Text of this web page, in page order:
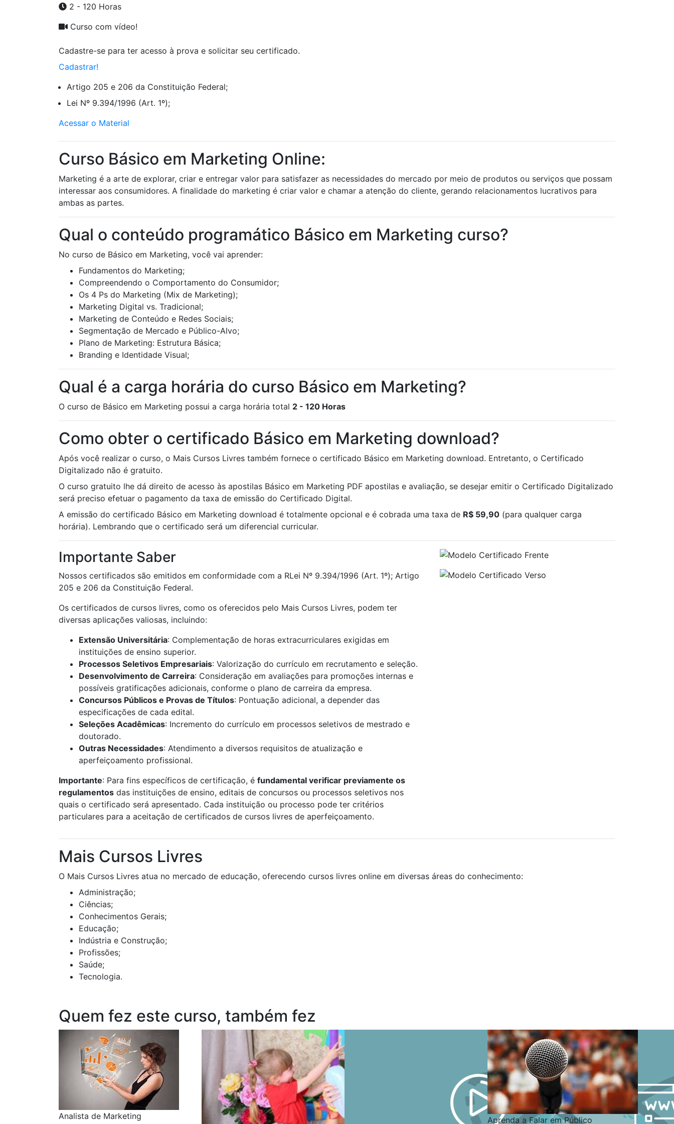
2 - 120 Horas
Curso com vídeo!
Cadastre-se para ter acesso à prova e solicitar seu certificado.
Cadastrar!
Artigo 205 e 206 da Constituição Federal;
Lei Nº 9.394/1996 (Art. 1º);
Acessar o Material
Curso Básico em Marketing Online:
Marketing é a arte de explorar, criar e entregar valor para satisfazer as necessidades do mercado por meio de produtos ou serviços que possam
interessar aos consumidores. A finalidade do marketing é criar valor e chamar a atenção do cliente, gerando relacionamentos lucrativos para
ambas as partes.
Qual o conteúdo programático Básico em Marketing curso?
No curso de Básico em Marketing, você vai aprender:
Fundamentos do Marketing;
Compreendendo o Comportamento do Consumidor;
Os 4 Ps do Marketing (Mix de Marketing);
Marketing Digital vs. Tradicional;
Marketing de Conteúdo e Redes Sociais;
Segmentação de Mercado e Público-Alvo;
Plano de Marketing: Estrutura Básica;
Branding e Identidade Visual;
Qual é a carga horária do curso Básico em Marketing?
O curso de Básico em Marketing possui a carga horária total 2 - 120 Horas
Como obter o certificado Básico em Marketing download?
Após você realizar o curso, o Mais Cursos Livres também fornece o certificado Básico em Marketing download. Entretanto, o Certificado
Digitalizado não é gratuito.
O curso gratuito lhe dá direito de acesso às apostilas Básico em Marketing PDF apostilas e avaliação, se desejar emitir o Certificado Digitalizado
será preciso efetuar o pagamento da taxa de emissão do Certificado Digital.
A emissão do certificado Básico em Marketing download é totalmente opcional e é cobrada uma taxa de R$ 59,90 (para qualquer carga
horária). Lembrando que o certificado será um diferencial curricular.
Importante Saber
Nossos certificados são emitidos em conformidade com a RLei Nº 9.394/1996 (Art. 1º); Artigo
205 e 206 da Constituição Federal.
Os certificados de cursos livres, como os oferecidos pelo Mais Cursos Livres, podem ter
diversas aplicações valiosas, incluindo:
Extensão Universitária: Complementação de horas extracurriculares exigidas em
instituições de ensino superior.
Processos Seletivos Empresariais: Valorização do currículo em recrutamento e seleção.
Desenvolvimento de Carreira: Consideração em avaliações para promoções internas e
possíveis gratificações adicionais, conforme o plano de carreira da empresa.
Concursos Públicos e Provas de Títulos: Pontuação adicional, a depender das
especificações de cada edital.
Seleções Acadêmicas: Incremento do currículo em processos seletivos de mestrado e
doutorado.
Outras Necessidades: Atendimento a diversos requisitos de atualização e
aperfeiçoamento profissional.
Importante: Para fins específicos de certificação, é fundamental verificar previamente os
regulamentos das instituições de ensino, editais de concursos ou processos seletivos nos
quais o certificado será apresentado. Cada instituição ou processo pode ter critérios
particulares para a aceitação de certificados de cursos livres de aperfeiçoamento.
Mais Cursos Livres
O Mais Cursos Livres atua no mercado de educação, oferecendo cursos livres online em diversas áreas do conhecimento:
Administração;
Ciências;
Conhecimentos Gerais;
Educação;
Indústria e Construção;
Profissões;
Saúde;
Tecnologia.
Quem fez este curso, também fez
Analista de Marketing
Aprenda a Falar em Público